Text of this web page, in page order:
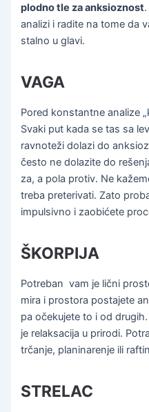
plodno tle za anksioznost
analizi i radite na tome da
stalno u glavi.
VAGA
Pored konstantne analize
Svaki put kada se tas sa
ravnoteži dolazi do
često ne dolazite do
za, a pola protiv. Ne
treba preterivati. Zato
impulsivno i zaobićete
ŠKORPIJA
Potreban vam je lični
mira i prostora postajete
pa očekujete to i od
je relaksacija u prirodi.
trčanje, planinarenje ili
STRELAC